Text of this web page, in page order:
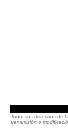
Todos los derechos de
transmisión o